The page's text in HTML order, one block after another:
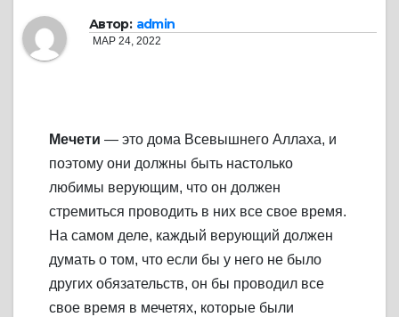
Автор: admin
МАР 24, 2022
Мечети — это дома Всевышнего Аллаха, и
поэтому они должны быть настолько
любимы верующим, что он должен
стремиться проводить в них все свое время.
На самом деле, каждый верующий должен
думать о том, что если бы у него не было
других обязательств, он бы проводил все
свое время в мечетях, которые были